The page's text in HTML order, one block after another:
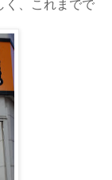
く、これまでで